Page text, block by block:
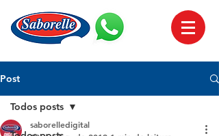
Post
Todos posts
saborelledigital